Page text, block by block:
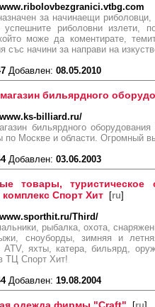
за начинаещи
успешните риболовни излети,
може да коментирате,
със начини за направи на
Добавлен: 08.05.2010
бильярдного
billiard.ru/
бильярдного
по Москве и области. Огромный
Добавлен: 03.06.2003
товары,
Спорт Хит [ru]
Third/
рыбалка, охота,
сноуборды, зимняя и
ATV, яхты, катера, бильярд,
ТЦ Спорт Хит!
Добавлен: 19.08.2004